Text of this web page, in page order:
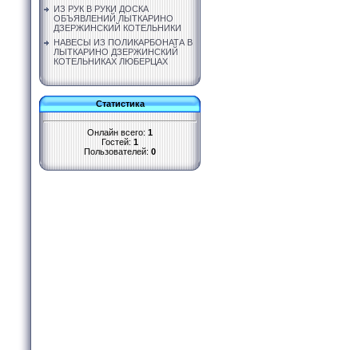
ИЗ РУК В РУКИ ДОСКА
ОБЪЯВЛЕНИЙ ЛЫТКАРИНО
ДЗЕРЖИНСКИЙ КОТЕЛЬНИКИ
НАВЕСЫ ИЗ ПОЛИКАРБОНАТА В
ЛЫТКАРИНО ДЗЕРЖИНСКИЙ
КОТЕЛЬНИКАХ ЛЮБЕРЦАХ
Статистика
Онлайн всего: 1
Гостей: 1
Пользователей: 0